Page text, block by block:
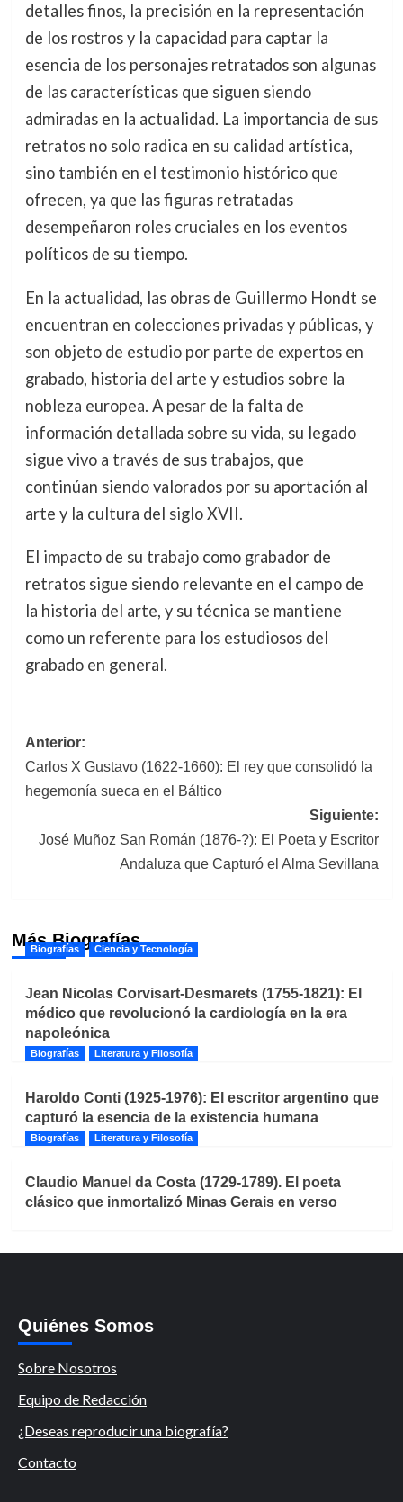
detalles finos, la precisión en la representación
de los rostros y la capacidad para captar la
esencia de los personajes retratados son algunas
de las características que siguen siendo
admiradas en la actualidad. La importancia de sus
retratos no solo radica en su calidad artística,
sino también en el testimonio histórico que
ofrecen, ya que las figuras retratadas
desempeñaron roles cruciales en los eventos
políticos de su tiempo.
En la actualidad, las obras de Guillermo Hondt se
encuentran en colecciones privadas y públicas, y
son objeto de estudio por parte de expertos en
grabado, historia del arte y estudios sobre la
nobleza europea. A pesar de la falta de
información detallada sobre su vida, su legado
sigue vivo a través de sus trabajos, que
continúan siendo valorados por su aportación al
arte y la cultura del siglo XVII.
El impacto de su trabajo como grabador de
retratos sigue siendo relevante en el campo de
la historia del arte, y su técnica se mantiene
como un referente para los estudiosos del
grabado en general.
Navegación
de
entradas
Anterior:
Carlos X Gustavo (1622-1660): El rey que consolidó la
hegemonía sueca en el Báltico
Siguiente:
José Muñoz San Román (1876-?): El Poeta y Escritor
Andaluza que Capturó el Alma Sevillana
Más Biografías
Biografías Ciencia y Tecnología
Jean Nicolas Corvisart-Desmarets (1755-1821): El
médico que revolucionó la cardiología en la era
napoleónica
Biografías Literatura y Filosofía
Haroldo Conti (1925-1976): El escritor argentino que
capturó la esencia de la existencia humana
Biografías Literatura y Filosofía
Claudio Manuel da Costa (1729-1789). El poeta
clásico que inmortalizó Minas Gerais en verso
Quiénes Somos
Sobre Nosotros
Equipo de Redacción
¿Deseas reproducir una biografía?
Contacto